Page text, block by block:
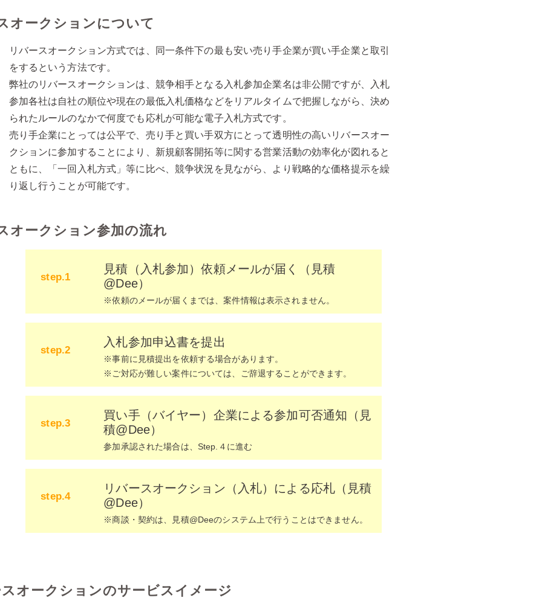
オークションについて
リバースオークション方式では、同一条件下の最も安い売り手企業が買い手企業と取引
をするという方法です。
弊社のリバースオークションは、競争相手となる入札参加企業名は非公開ですが、入札
参加各社は自社の順位や現在の最低入札価格などをリアルタイムで把握しながら、決め
られたルールのなかで何度でも応札が可能な電子入札方式です。
売り手企業にとっては公平で、売り手と買い手双方にとって透明性の高いリバースオー
クションに参加することにより、新規顧客開拓等に関する営業活動の効率化が図れると
ともに、「一回入札方式」等に比べ、競争状況を見ながら、より戦略的な価格提示を繰
り返し行うことが可能です。
オークション参加の流れ
step.1
見積（入札参加）依頼メールが届く（見積
@Dee）
※依頼のメールが届くまでは、案件情報は表示されません。
step.2
入札参加申込書を提出
※事前に見積提出を依頼する場合があります。
※ご対応が難しい案件については、ご辞退することができます。
step.3
​買い手（バイヤー）企業による参加可否通知（見
積@Dee）
参加承認された場合は、Step.４に進む
step.4
​リバースオークション（入札）による応札（見積
@Dee）
※商談・契約は、見積@Deeのシステム上で行うことはできません。
オークションのサービスイメージ